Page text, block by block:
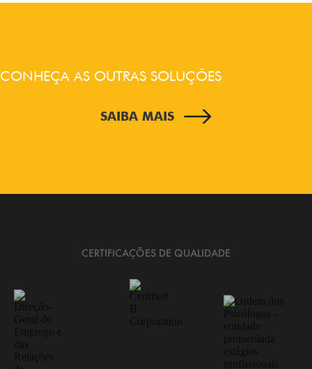
CONHEÇA AS OUTRAS SOLUÇÕES
SAIBA MAIS
CERTIFICAÇÕES DE QUALIDADE